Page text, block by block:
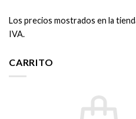
Los precios mostrados en la
IVA.
CARRITO